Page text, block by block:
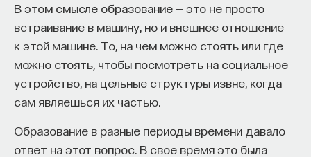
В этом смысле образование — это не просто
встраивание в машину, но и внешнее отношение
к этой машине. То, на чем можно стоять или где
можно стоять, чтобы посмотреть на социальное
устройство, на цельные структуры извне, когда
сам являешься их частью.
Образование в разные периоды времени давало
ответ на этот вопрос. В свое время это была
выйти на глобальный уровень. Помогите вместе
приблизить Четвёртую индустриальную
революцию и найти своё место в инновационном
Заполните анкету и загрузите своё резюме,
https://postnauka.org/link/tal1125_blog1